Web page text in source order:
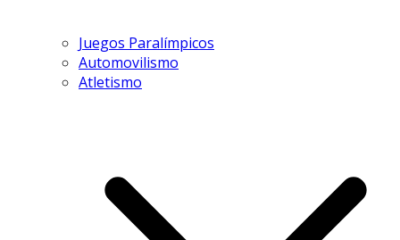
Juegos Paralímpicos
Automovilismo
Atletismo